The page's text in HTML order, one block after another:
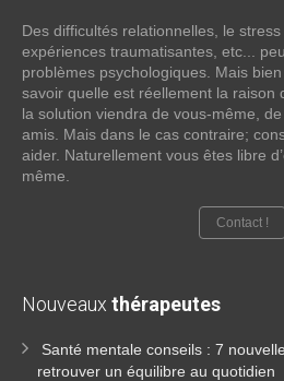
Des difficultés relationnelles, le
expériences traumatisantes, etc...
problèmes psychologiques. Mais
savoir quelle est réellement la raison
la solution viendra de vous-même,
amis. Mais dans le cas contraire;
aider. Naturellement vous êtes libre
même.
Contact !
Nouveaux thérapeutes
Santé mentale conseils : 7
retrouver un équilibre au quotidien